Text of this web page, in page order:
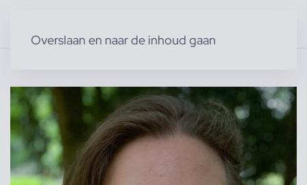
Overslaan en naar de inhoud gaan